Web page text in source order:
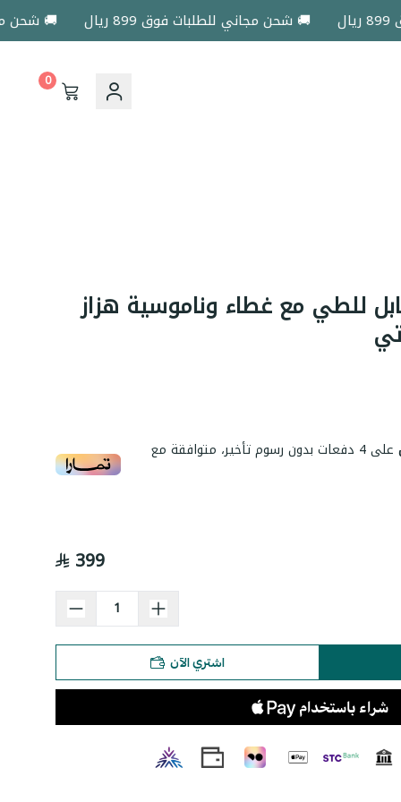
🚚 شحن مجاني للطلبات فوق 899 ريال 🚚 شحن
0
للطي مع غطاء وناموسية هزاز
على4 دفعات بدون رسوم تأخير، متوافقة مع
399
اشتري الآن